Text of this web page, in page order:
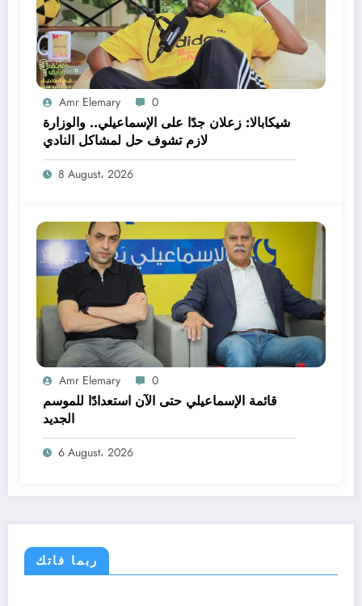
Amr Elemary 0
شيكابالا: زعلان جدًا على الإسماعيلي.. والوزارة
لازم تشوف حل لمشاكل النادي
8 August، 2026
Amr Elemary 0
قائمة الإسماعيلي حتى الآن استعدادًا للموسم
الجديد
6 August، 2026
ربما فاتك